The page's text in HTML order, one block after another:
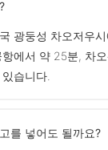
광둥성 차오저우
에서 약 25분, 차
습니다.
를 넣어도 될까요?